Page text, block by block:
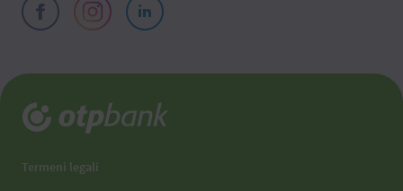
Termeni legali